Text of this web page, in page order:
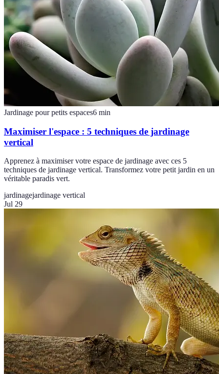
Jardinage pour petits espaces6 min
Maximiser l'espace : 5 techniques de jardinage
vertical
Apprenez à maximiser votre espace de jardinage avec ces 5
techniques de jardinage vertical. Transformez votre petit jardin en un
véritable paradis vert.
jardinagejardinage vertical
Jul 29